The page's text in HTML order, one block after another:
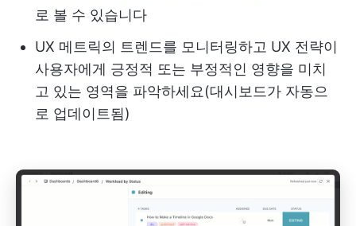
로 볼 수 있습니다
UX 메트릭의 트렌드를 모니터링하고 UX 전략이
사용자에게 긍정적 또는 부정적인 영향을 미치
고 있는 영역을 파악하세요(대시보드가 자동으
로 업데이트됨)